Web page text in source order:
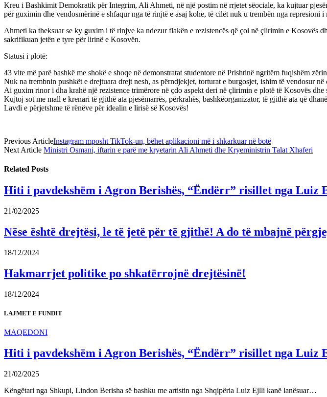
Kreu i Bashkimit Demokratik për Integrim, Ali Ahmeti, në një postim në rrjetet sëociale, ka kujtuar
për guximin dhe vendosmërinë e shfaqur nga të rinjtë e asaj kohe, të cilët nuk u trembën nga represioni
Ahmeti ka theksuar se ky guxim i të rinjve ka ndezur flakën e rezistencës që çoi në çlirimin e Kosovës
sakrifikuan jetën e tyre për lirinë e Kosovën.
Statusi i plotë:
43 vite më parë bashkë me shokë e shoqe në demonstratat studentore në Prishtinë ngritëm fuqishëm
Nuk na trembnin pushkët e drejtuara drejt nesh, as përndjekjet, torturat e burgosjet, ishim të vendosur në
Ai guxim rinor i dha krahë një rezistence trimërore në çdo aspekt deri në çlirimin e plotë të Kosovës dhe
Kujtoj sot me mall e krenari të gjithë ata pjesëmarrës, përkrahës, bashkëorganizator, të gjithë ata që
Lavdi e përjetshme të rënëve për idealin e lirisë së Kosovës!
Previous ArticleInstagram mposht TikTok-un, bëhet aplikacioni më i shkarkuar në botë
Next Article Ministri Osmani, iftarin e parë me kryetarin Ali Ahmeti dhe Kryeministrin Talat Xhaferi
Related Posts
Hiti i pavdekshëm i Agron Berishës, “Ëndërr” risillet nga Luiz
21/02/2025
Nëse është drejtësi, le të jetë për të gjithë! A do të mbajnë
18/12/2024
Hakmarrjet politike po shkatërrojnë drejtësinë!
18/12/2024
LAJMET E FUNDIT
MAQEDONI
Hiti i pavdekshëm i Agron Berishës, “Ëndërr” risillet nga Luiz
21/02/2025
Këngëtari nga Shkupi, Lindon Berisha së bashku me artistin nga Shqipëria Luiz Ejlli kanë lanësuar…